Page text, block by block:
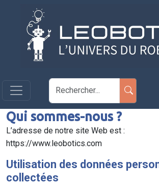
Aller au contenu principal
Qui sommes-nous ?
L’adresse de notre site Web est :
https://www.leobotics.com
Utilisation des données
collectées
Panneau de gestion des cookies